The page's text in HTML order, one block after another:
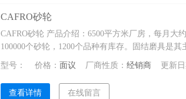
CAFRO砂轮
CAFRO砂轮 产品介绍：6500平方米厂房，每月大
100000个砂轮，1200个品种有库存。固结磨具是其
型号： 价格： 面议 厂商性质：经销商 更新
查看详情 在线留言